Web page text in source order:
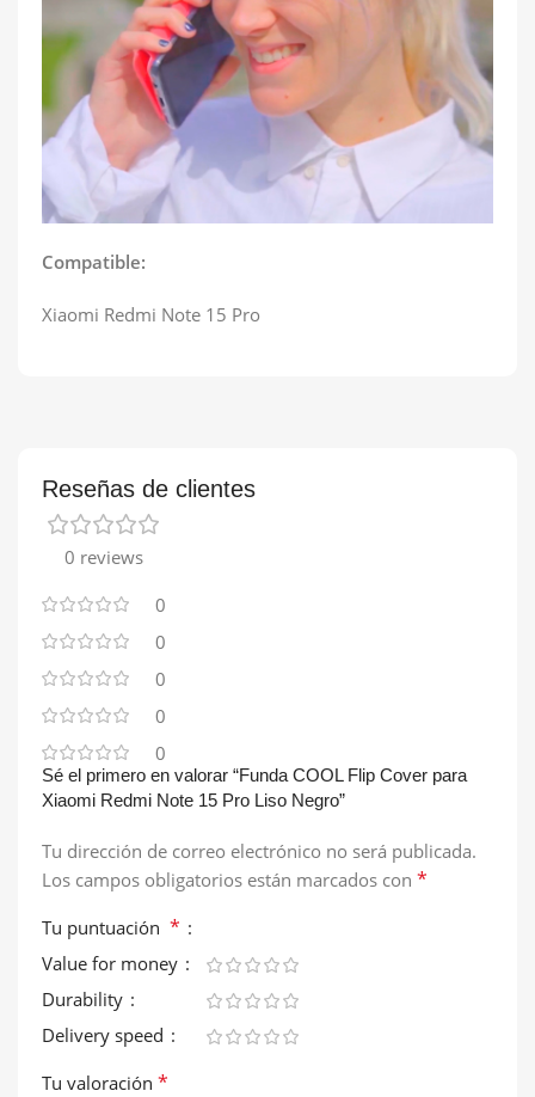
Compatible:
Xiaomi Redmi Note 15 Pro
Reseñas de clientes
0 reviews
0
0
0
0
0
Sé el primero en valorar “Funda COOL Flip Cover para
Xiaomi Redmi Note 15 Pro Liso Negro”
Tu dirección de correo electrónico no será publicada.
Los campos obligatorios están marcados con *
Tu puntuación *
Value for money
Durability
Delivery speed
Tu valoración *